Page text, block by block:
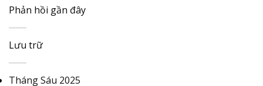
Phản hồi gần đây
Lưu trữ
Tháng Sáu 2025